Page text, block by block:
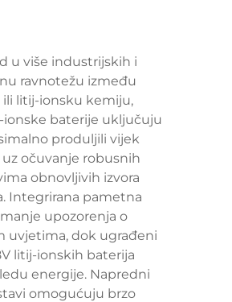
u više industrijskih i
ravnotežu između
litij-ionsku kemiju,
ionske baterije uključuju
produljili vijek
očuvanje robusnih
obnovljivih izvora
Integrirana pametna
upozorenja o
uvjetima, dok ugrađeni
litij-ionskih baterija
energije. Napredni
omogućuju brzo